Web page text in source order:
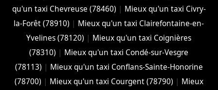
qu'un taxi Chevreuse (78460) | Mieux qu'un taxi Civry-
la-Forêt (78910) | Mieux qu'un taxi Clairefontaine-en-
Yvelines (78120) | Mieux qu'un taxi Coignières
(78310) | Mieux qu'un taxi Condé-sur-Vesgre
(78113) | Mieux qu'un taxi Conflans-Sainte-Honorine
(78700) | Mieux qu'un taxi Courgent (78790) | Mieux